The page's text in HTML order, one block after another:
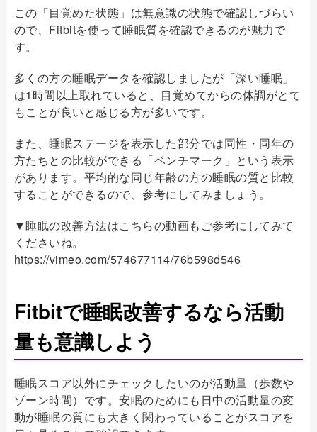
この「目覚めた状態」は無意識の状態で確認しづらい
ので、Fitbitを使って睡眠質を確認できるのが魅力で
す。
多くの方の睡眠データを確認しましたが「深い睡眠」
は1時間以上取れていると、目覚めてからの体調がとて
もことが良いと感じる方が多いです。
また、睡眠ステージを表示した部分では同性・同年の
方たちとの比較ができる「ベンチマーク」という表示
があります。平均的な同じ年齢の方の睡眠の質と比較
することができるので、参考にしてみましょう。
▼睡眠の改善方法はこちらの動画もご参考にしてみて
くださいね。
https://vimeo.com/574677114/76b598d546
Fitbitで睡眠改善するなら活動
量も意識しよう
睡眠スコア以外にチェックしたいのが活動量（歩数や
ゾーン時間）です。安眠のためにも日中の活動量の変
動が睡眠の質にも大きく関わっていることがスコアを